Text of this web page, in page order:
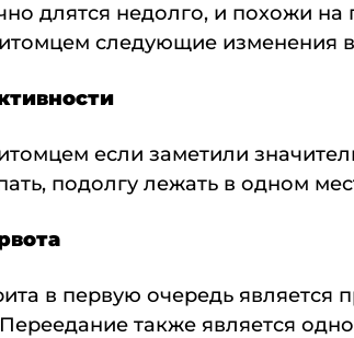
длятся недолго, и похожи
следующие изменения
если заметили
подолгу лежать в одном
в первую очередь
также является